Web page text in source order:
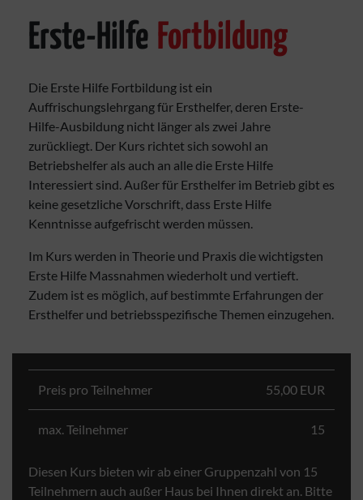
Erste-Hilfe Fortbildung
Die Erste Hilfe Fortbildung ist ein
Auffrischungslehrgang für Ersthelfer, deren Erste-
Hilfe-Ausbildung nicht länger als zwei Jahre
zurückliegt. Der Kurs richtet sich sowohl an
Betriebshelfer als auch an alle die Erste Hilfe
Interessiert sind. Außer für Ersthelfer im Betrieb gibt es
keine gesetzliche Vorschrift, dass Erste Hilfe
Kenntnisse aufgefrischt werden müssen.
Im Kurs werden in Theorie und Praxis die wichtigsten
Erste Hilfe Massnahmen wiederholt und vertieft.
Zudem ist es möglich, auf bestimmte Erfahrungen der
Ersthelfer und betriebsspezifische Themen einzugehen.
Preis pro Teilnehmer 55,00 EUR
max. Teilnehmer 15
Diesen Kurs bieten wir ab einer Gruppenzahl von 15
Teilnehmern auch außer Haus bei Ihnen direkt an. Bitte